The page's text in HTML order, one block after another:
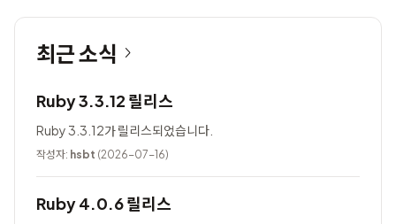
최근 소식
Ruby 3.3.12 릴리스
Ruby 3.3.12가 릴리스되었습니다.
작성자: hsbt (2026-07-16)
Ruby 4.0.6 릴리스